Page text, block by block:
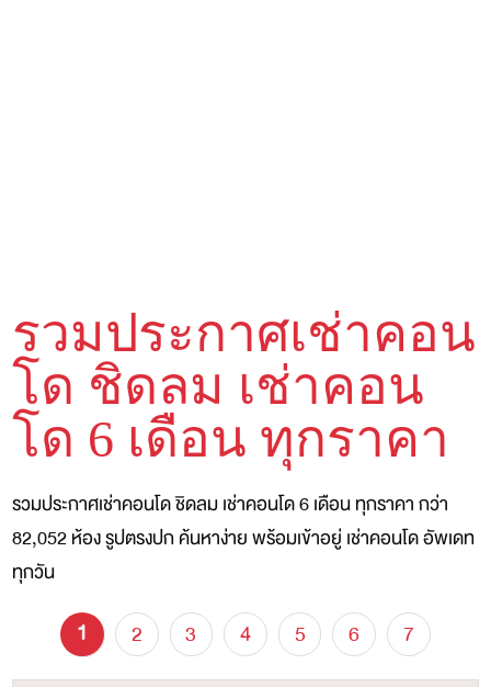
รวมประกาศเช่าคอน
โด ชิดลม เช่าคอน
โด 6 เดือน ทุกราคา
รวมประกาศเช่าคอนโด ชิดลม เช่าคอนโด 6 เดือน ทุกราคา กว่า
82,052 ห้อง รูปตรงปก ค้นหาง่าย พร้อมเข้าอยู่ เช่าคอนโด อัพเดท
ทุกวัน
1 2 3 4 5 6 7